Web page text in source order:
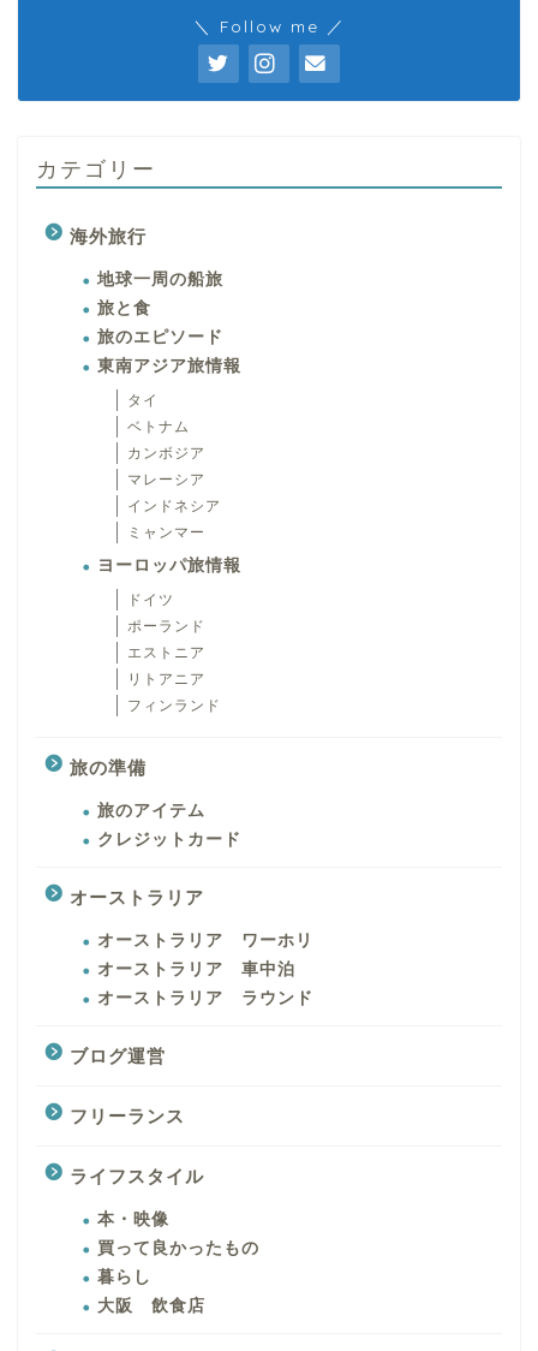
＼ Follow me ／
カテゴリー
海外旅行
地球一周の船旅
旅と食
旅のエピソード
東南アジア旅情報
タイ
ベトナム
カンボジア
マレーシア
インドネシア
ミャンマー
ヨーロッパ旅情報
ドイツ
ポーランド
エストニア
リトアニア
フィンランド
旅の準備
旅のアイテム
クレジットカード
オーストラリア
オーストラリア ワーホリ
オーストラリア 車中泊
オーストラリア ラウンド
ブログ運営
フリーランス
ライフスタイル
本・映像
買って良かったもの
暮らし
大阪 飲食店